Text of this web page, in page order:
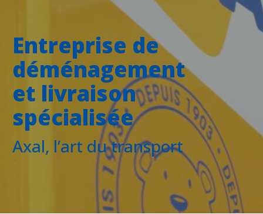
Entreprise de
déménagement
et livraison
spécialisée
Axal, l’art du transport